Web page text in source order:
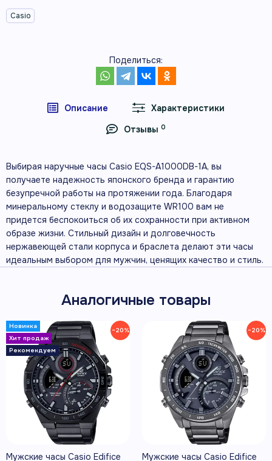
Casio
Поделиться:
Описание
Характеристики
Отзывы 0
Выбирая наручные часы Casio EQS-A1000DB-1A, вы
получаете надежность японского бренда и гарантию
безупречной работы на протяжении года. Благодаря
минеральному стеклу и водозащите WR100 вам не
придется беспокоиться об их сохранности при активном
образе жизни. Стильный дизайн и долговечность
нержавеющей стали корпуса и браслета делают эти часы
идеальным выбором для мужчин, ценящих качество и стиль.
Аналогичные товары
−20%
Мужские часы Casio Edifice
−20%
Мужские часы Casio Edifice